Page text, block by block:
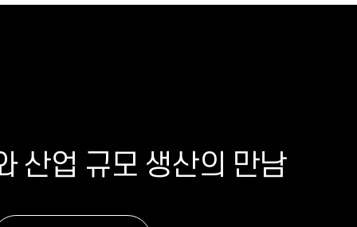
산업 규모 생산의 만남